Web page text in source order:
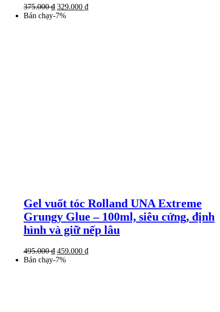
375.000₫ Giá
gốc
329.000 ₫Giá
Bán chạy-7%
Gel vuốt tóc Rolland UNA Extreme
Grungy Glue – 100ml, siêu cứng, định
hình và giữ nếp lâu
495.000₫ Giá
gốc
459.000 ₫Giá
Bán chạy-7%